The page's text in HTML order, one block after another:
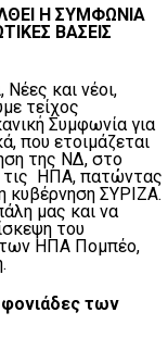
Η ΣΥΜΦΩΝΙΑ
ΒΑΣΕΙΣ
Νέες και νέοι,
τείχος
Συμφωνία για
που ετοιμάζεται
της ΝΔ, στο
τις ΗΠΑ, πατώντας
κυβέρνηση ΣΥΡΙΖΑ.
μας και να
του
των ΗΠΑ Πομπέο,
των